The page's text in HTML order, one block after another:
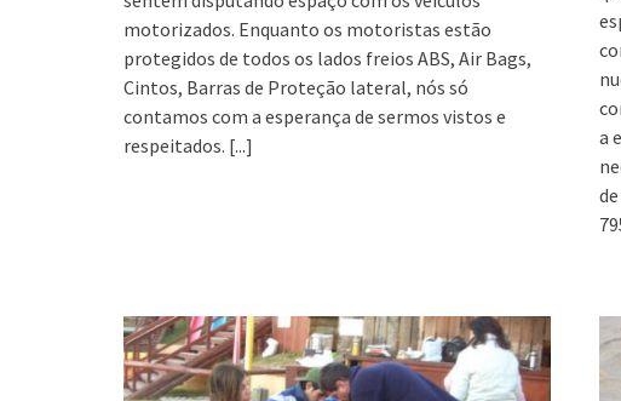
motorizados. Enquanto os motoristas estão
protegidos de todos os lados freios ABS, Air Bags,
Cintos, Barras de Proteção lateral, nós só
contamos com a esperança de sermos vistos e
respeitados. [...]
a